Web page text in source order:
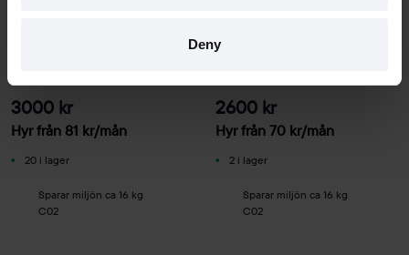
Deny
3000 kr
Hyr från 81 kr/mån
20 i lager
Sparar miljön ca 16 kg
C02
Zero
2600 kr
Hyr från 70 kr/mån
2 i lager
Sparar miljön ca 16 kg
C02